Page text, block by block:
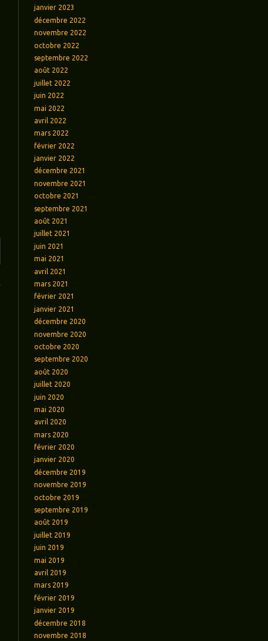
janvier 2023
décembre 2022
novembre 2022
octobre 2022
septembre 2022
août 2022
juillet 2022
juin 2022
mai 2022
avril 2022
mars 2022
février 2022
janvier 2022
décembre 2021
novembre 2021
octobre 2021
septembre 2021
août 2021
juillet 2021
juin 2021
mai 2021
avril 2021
mars 2021
février 2021
janvier 2021
décembre 2020
novembre 2020
octobre 2020
septembre 2020
août 2020
juillet 2020
juin 2020
mai 2020
avril 2020
mars 2020
février 2020
janvier 2020
décembre 2019
novembre 2019
octobre 2019
septembre 2019
août 2019
juillet 2019
juin 2019
mai 2019
avril 2019
mars 2019
février 2019
janvier 2019
décembre 2018
novembre 2018